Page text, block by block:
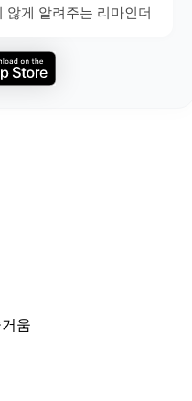
않게 알려주는 리마인더
움